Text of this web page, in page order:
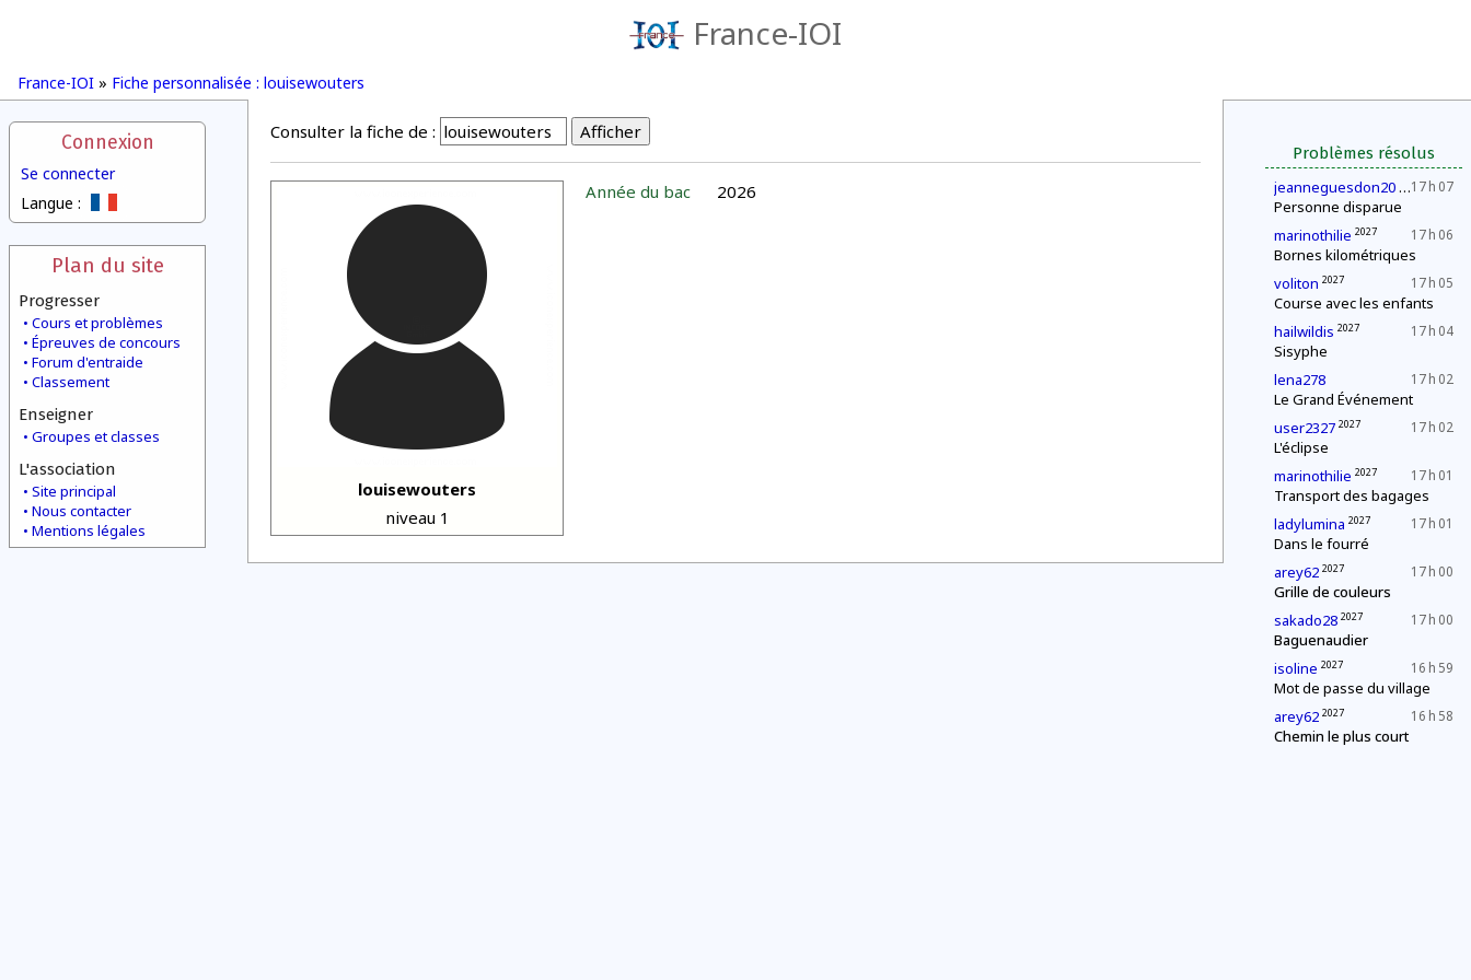
France-IOI
France-IOI » Fiche personnalisée : louisewouters
Connexion
Se connecter
Langue :
Plan du site
Progresser
Cours et problèmes
Épreuves de concours
Forum d'entraide
Classement
Enseigner
Groupes et classes
L'association
Site principal
Nous contacter
Mentions légales
Problèmes résolus
17 h 07
jeanneguesdon20 2027
Personne disparue
17 h 06
marinothilie 2027
Bornes kilométriques
17 h 05
voliton 2027
Course avec les enfants
17 h 04
hailwildis 2027
Sisyphe
17 h 02
lena278
Le Grand Événement
17 h 02
user2327 2027
L'éclipse
17 h 01
marinothilie 2027
Transport des bagages
17 h 01
ladylumina 2027
Dans le fourré
17 h 00
arey62 2027
Grille de couleurs
17 h 00
sakado28 2027
Baguenaudier
16 h 59
isoline 2027
Mot de passe du village
16 h 58
arey62 2027
Chemin le plus court
Consulter la fiche de :
louisewouters
niveau 1
Année du bac 2026